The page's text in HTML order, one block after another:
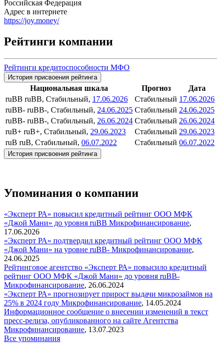
Российская Федерация
Адрес в интернете
https://joy.money/
Рейтинги компании
Рейтинги кредитоспособности МФО
История присвоения рейтинга
Национальная шкала Прогноз
Дата
ruBB ruBB, Стабильный, 17.06.2026 Стабильный 17.06.2026
ruBB- ruBB-, Стабильный, 24.06.2025 Стабильный 24.06.2025
ruBB- ruBB-, Стабильный, 26.06.2024 Стабильный 26.06.2024
ruB+ ruB+, Стабильный, 29.06.2023 Стабильный 29.06.2023
ruB ruB, Стабильный, 06.07.2022 Стабильный 06.07.2022
История присвоения рейтинга
Упоминания о компании
«Эксперт РА» повысил кредитный рейтинг ООО МФК
«Джой Мани» до уровня ruBB Микрофинансирование,
17.06.2026
«Эксперт РА» подтвердил кредитный рейтинг ООО МФК
«Джой Мани» на уровне ruBB- Микрофинансирование,
24.06.2025
Рейтинговое агентство «Эксперт РА» повысило кредитный
рейтинг ООО МФК «Джой Мани» до уровня ruBB-
Микрофинансирование, 26.06.2024
«Эксперт РА» прогнозирует прирост выдачи микрозаймов на
25% в 2024 году Микрофинансирование, 14.05.2024
Информационное сообщение о внесении изменений в текст
пресс-релиза, опубликованного на сайте Агентства
Микрофинансирование, 13.07.2023
Все упоминания